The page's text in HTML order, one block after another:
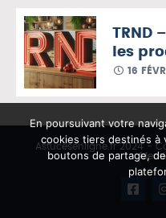
TRND
les
16
Astucesenligne.fr 2024 -
En poursuivant votre
cookies tiers destinés à
boutons de partage,